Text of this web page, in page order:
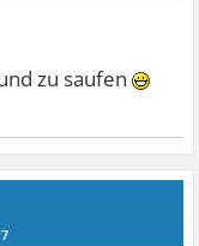
zu saufen
7